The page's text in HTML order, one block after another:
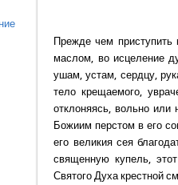
Прежде чем
маслом, во исцеление
ушам, устам, сердцу,
тело крещаемого,
отклоняясь, вольно или
Божиим перстом в его
его великия сея
священную купель,
Святого Духа крестной